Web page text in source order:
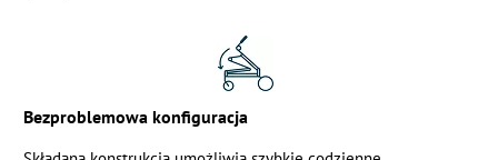
Bezproblemowa konfiguracja